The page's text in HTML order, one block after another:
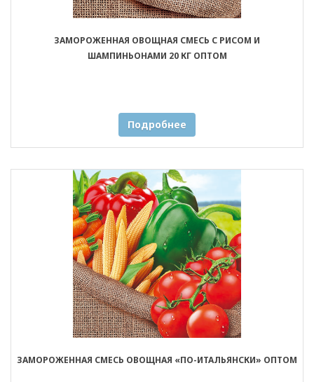
ЗАМОРОЖЕННАЯ ОВОЩНАЯ СМЕСЬ С РИСОМ И
ШАМПИНЬОНАМИ 20 КГ ОПТОМ
Подробнее
ЗАМОРОЖЕННАЯ СМЕСЬ ОВОЩНАЯ «ПО-ИТАЛЬЯНСКИ» ОПТОМ